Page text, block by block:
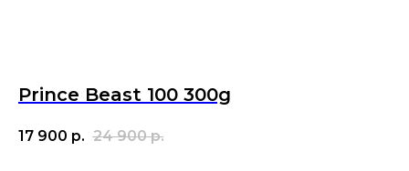
Prince Beast 100 300g
17 900 р. 24 900 р.